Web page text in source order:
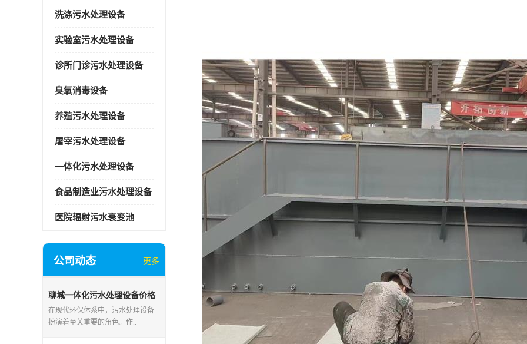
洗涤污水处理设备
实验室污水处理设备
诊所门诊污水处理设备
臭氧消毒设备
养殖污水处理设备
屠宰污水处理设备
一体化污水处理设备
食品制造业污水处理设备
医院辐射污水衰变池
公司动态 更多
聊城一体化污水处理设备价格
在现代环保体系中，污水处理设备
扮演着至关重要的角色。作..